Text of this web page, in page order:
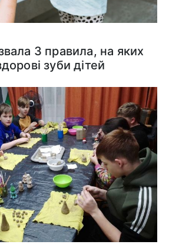
3 правила, на яких
зуби дітей